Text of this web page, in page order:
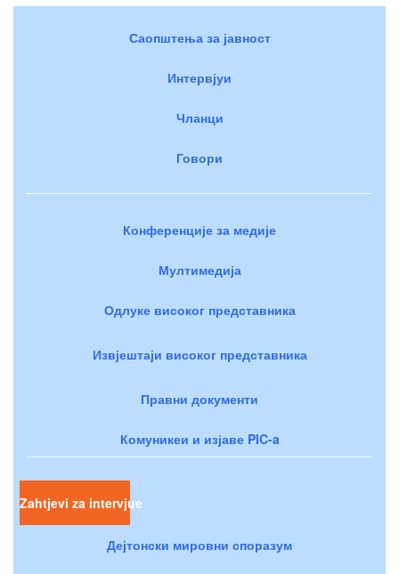
Саопштења за јавност
Интервјуи
Чланци
Говори
Конференције за медије
Мултимедија
Одлуке високог представника
Извјештаји високог представника
Правни документи
Комуникеи и изјаве PIC-a
Zahtjevi za intervjue
Дејтонски мировни споразум